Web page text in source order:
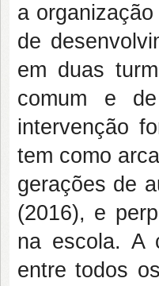
a
de
em duas
comum e
intervenção
tem como
gerações de
(2016), e
na escola. A
entre todos